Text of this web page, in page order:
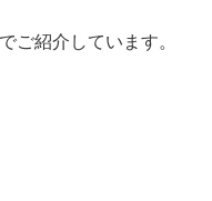
でご紹介しています。